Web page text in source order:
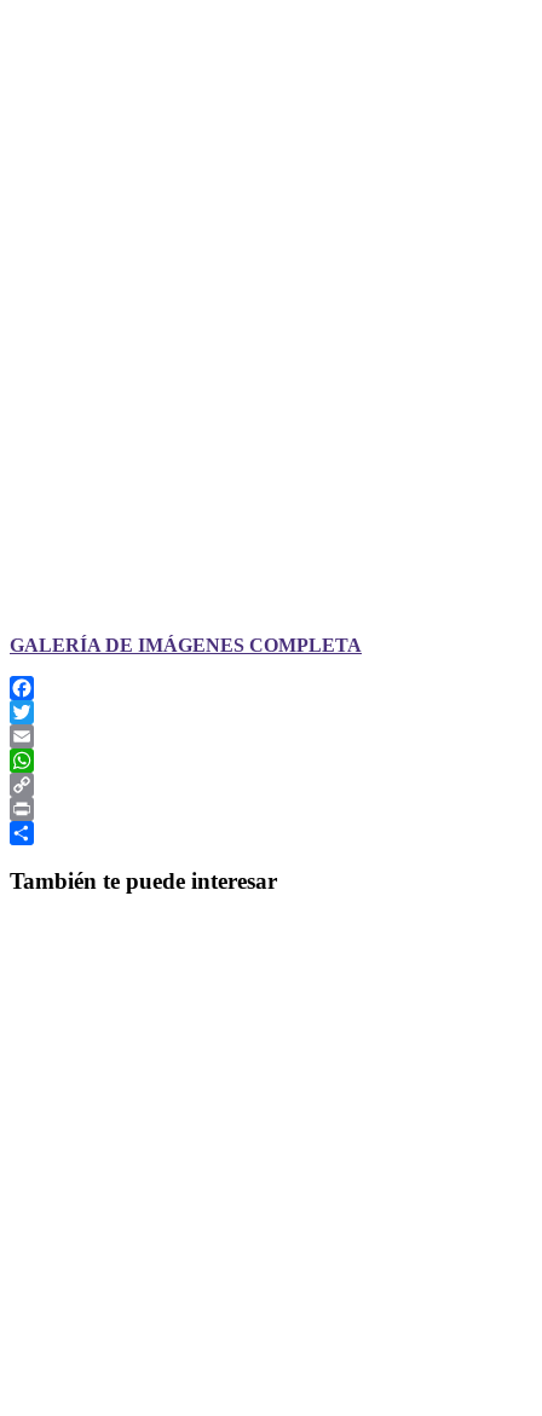
GALERÍA DE IMÁGENES COMPLETA
Facebook
Twitter
Email
WhatsApp
Copy
Link
Print
También te puede interesar